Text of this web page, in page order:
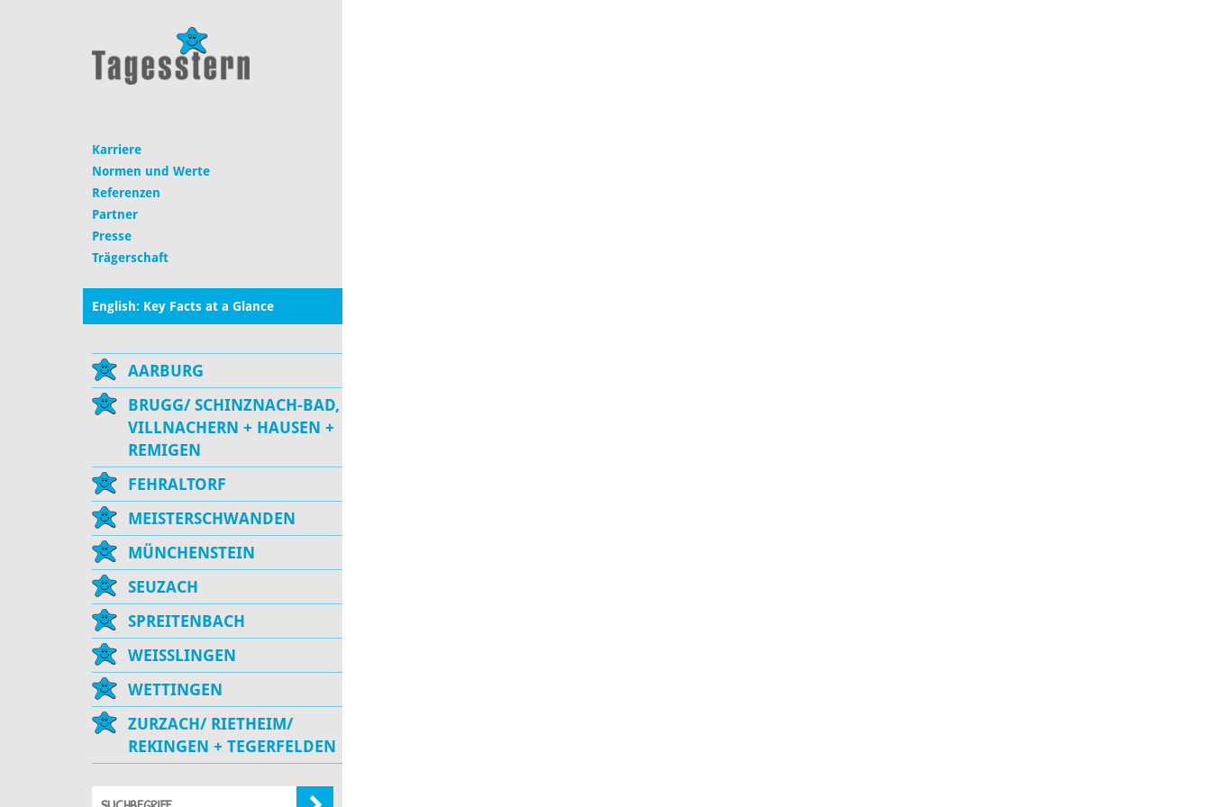
Karriere
Normen und Werte
Referenzen
Partner
Presse
Trägerschaft
English: Key Facts at a Glance
AARBURG
BRUGG/ SCHINZNACH-BAD,
VILLNACHERN + HAUSEN +
REMIGEN
FEHRALTORF
MEISTERSCHWANDEN
MÜNCHENSTEIN
SEUZACH
SPREITENBACH
WEISSLINGEN
WETTINGEN
ZURZACH/ RIETHEIM/
REKINGEN + TEGERFELDEN